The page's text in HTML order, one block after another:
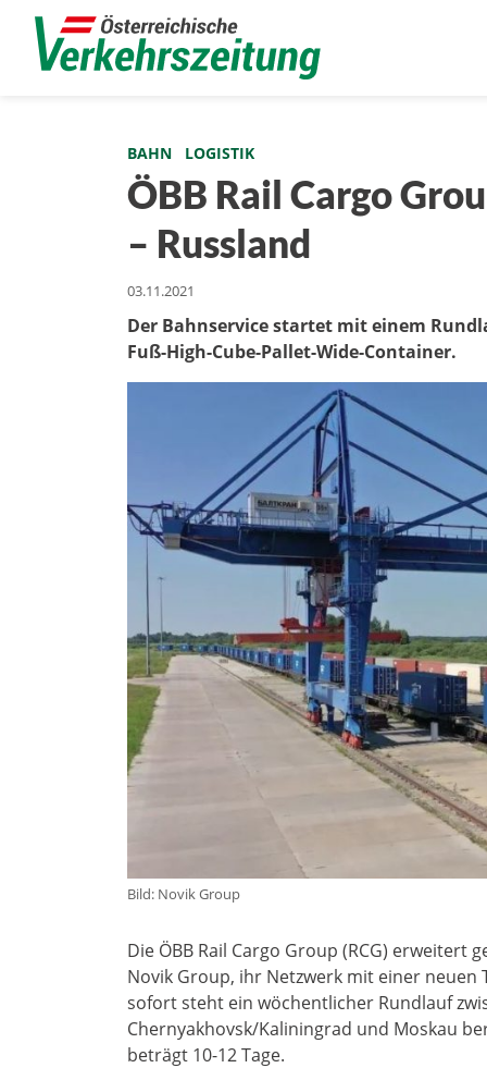
BAHN LOGISTIK
ÖBB Rail Cargo
– Russland
03.11.2021
Der Bahnservice startet mit einem
Fuß-High-Cube-Pallet-Wide-Container.
Bild: Novik Group
Die ÖBB Rail Cargo Group (RCG)
Novik Group, ihr Netzwerk mit einer neuen
sofort steht ein wöchentlicher Rundlauf
Chernyakhovsk/Kaliningrad und Moskau
beträgt 10-12 Tage.